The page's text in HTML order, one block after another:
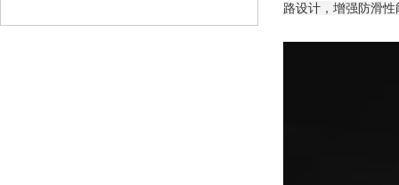
路设计，增强防滑性